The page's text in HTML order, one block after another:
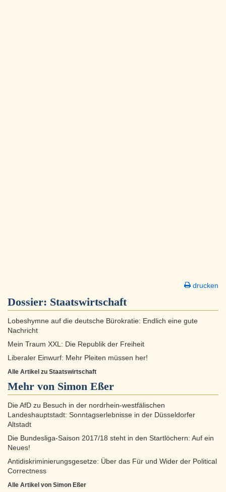
drucken
Dossier: Staatswirtschaft
Lobeshymne auf die deutsche Bürokratie: Endlich eine gute
Nachricht
Mein Traum XXL: Die Republik der Freiheit
Liberaler Einwurf: Mehr Pleiten müssen her!
Alle Artikel zu Staatswirtschaft
Mehr von Simon Eßer
Die AfD zu Besuch in der nordrhein-westfälischen
Landeshauptstadt: Sonntagserlebnisse in der Düsseldorfer
Altstadt
Die Bundesliga-Saison 2017/18 steht in den Startlöchern: Auf ein
Neues!
Antidiskriminierungsgesetze: Über das Für und Wider der Political
Correctness
Alle Artikel von Simon Eßer